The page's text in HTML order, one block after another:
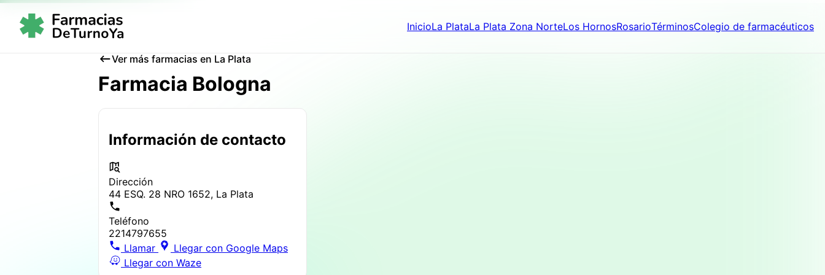
InicioLa PlataLa Plata Zona NorteLos HornosRosarioTérminosColegio de farmacéuticos
Ver más farmacias en La Plata
Farmacia Bologna
Información de contacto
Dirección
44 ESQ. 28 NRO 1652, La Plata
Teléfono
2214797655
Llamar
Llegar con Google Maps
Llegar con Waze